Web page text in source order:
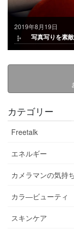
2019年8月19日
写真写りを素
カテゴリー
Freetalk
エネルギー
カメラマンの気持ち
カラ―ビューティ
スキンケア